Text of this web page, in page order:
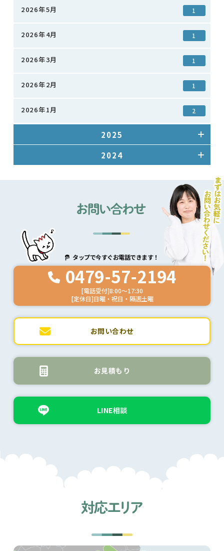
2026年5月 1
2026年4月 1
2026年3月 1
2026年2月 1
2026年1月 2
2025
2024
タップで今すぐお電話できます！
0479-57-2194
[電話受付]8:00～17:30
[定休日]日曜・祝日・隔週土曜
お問い合わせ
お見積もり
LINE相談